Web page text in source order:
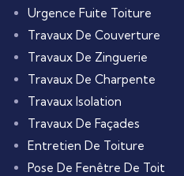
Urgence Fuite Toiture
Travaux De Couverture
Travaux De Zinguerie
Travaux De Charpente
Travaux Isolation
Travaux De Façades
Entretien De Toiture
Pose De Fenêtre De Toit